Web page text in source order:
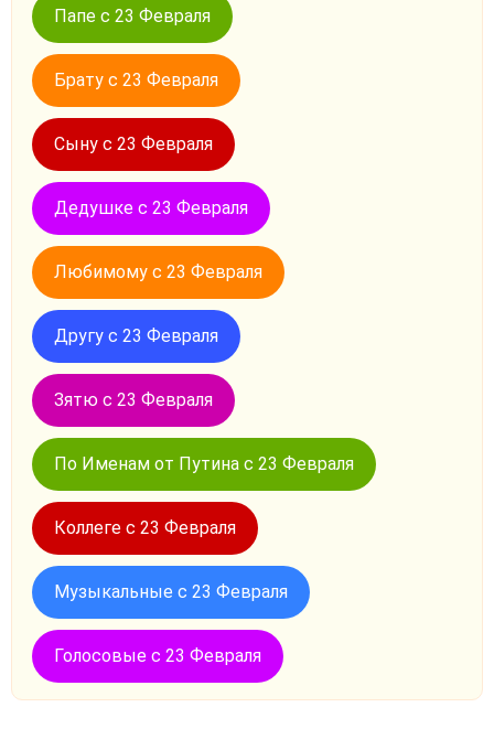
Папе с 23 Февраля
Брату с 23 Февраля
Сыну с 23 Февраля
Дедушке с 23 Февраля
Любимому с 23 Февраля
Другу с 23 Февраля
Зятю с 23 Февраля
По Именам от Путина с 23 Февраля
Коллеге с 23 Февраля
Музыкальные с 23 Февраля
Голосовые с 23 Февраля